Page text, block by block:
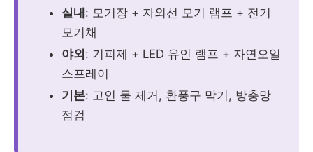
실내: 모기장 + 자외선 모기 램프 + 전기
모기채
야외: 기피제 + LED 유인 램프 + 자연오일
스프레이
기본: 고인 물 제거, 환풍구 막기, 방충망
점검